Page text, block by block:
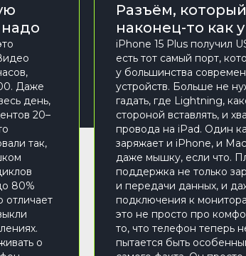
Даже
день,
20–
так,
80%
отличает
о
Разъём, который
наконец-то как
iPhone 15 Plus получил
есть тот самый порт,
у большинства
устройств. Больше не
гадать, где Lightning,
стороной вставлять, и
провода на iPad. Один
заряжает и iPhone, и
даже мышку, если что.
поддержка не только
и передачи данных, и
подключения к
это не просто про
то, что телефон теперь
пытается быть